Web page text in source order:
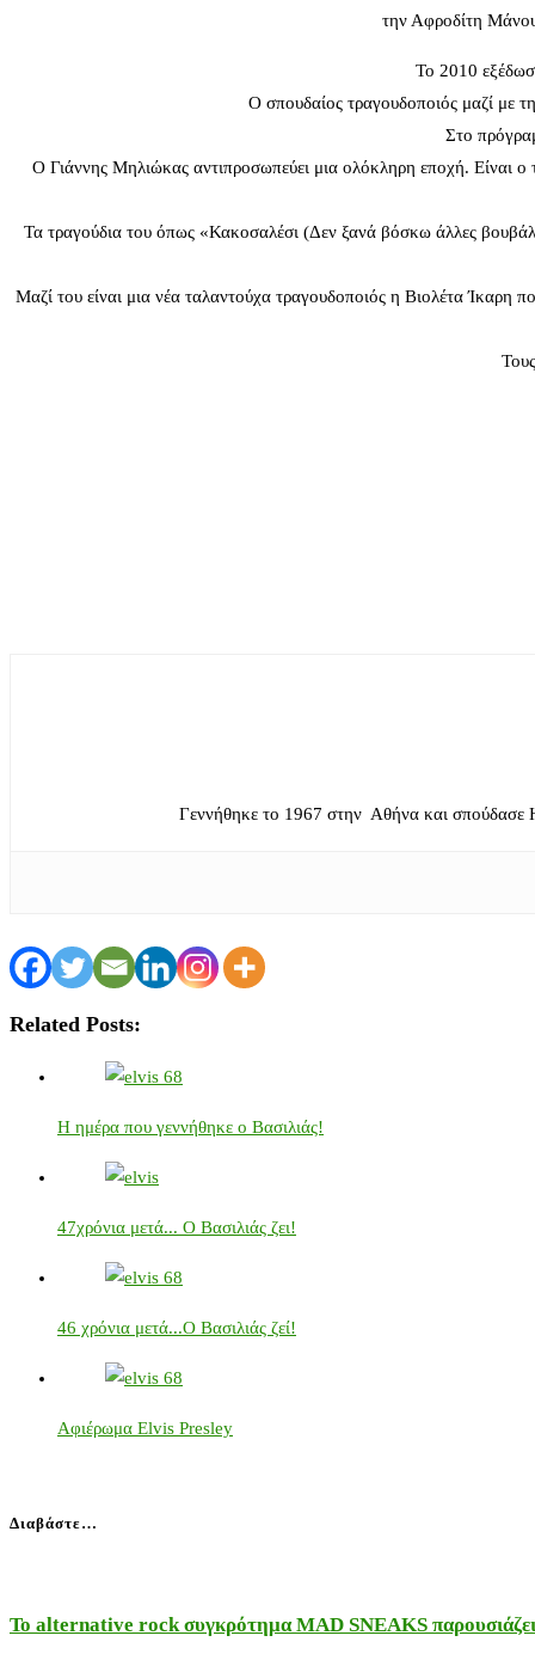
την Αφροδίτη
Το 2010
Ο σπουδαίος τραγουδοποιός μαζί με
Στο
Ο Γιάννης Μηλιώκας αντιπροσωπεύει μια ολόκληρη εποχή. Είναι ο
Τα τραγούδια του όπως «Κακοσαλέσι (Δεν ξανά βόσκω άλλες
Μαζί του είναι μια νέα ταλαντούχα τραγουδοποιός η Βιολέτα Ίκαρη
Γεννήθηκε το 1967 στην Αθήνα και σπούδασε
Related Posts:
Η ημέρα που γεννήθηκε ο Βασιλιάς!
47χρόνια μετά... Ο Βασιλιάς ζει!
46 χρόνια μετά...Ο Βασιλιάς ζεί!
Αφιέρωμα Elvis Presley
Διαβάστε…
Το alternative rock συγκρότημα MAD SNEAKS